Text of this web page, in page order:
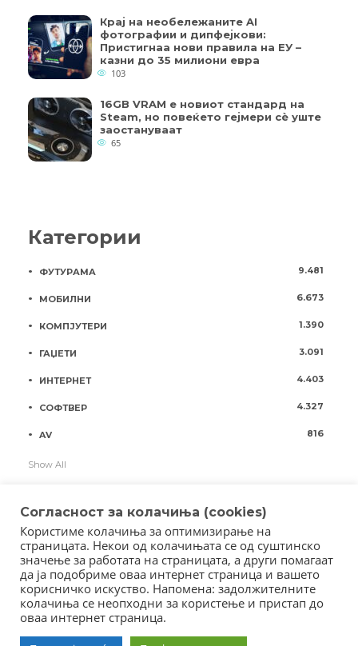
Крај на необележаните AI
фотографии и дипфејкови:
Пристигнаа нови правила на ЕУ –
казни до 35 милиони евра
103
16GB VRAM е новиот стандард на
Steam, но повеќето гејмери ​​сè уште
заостануваат
65
Категории
ФУТУРАМА 9.481
МОБИЛНИ 6.673
КОМПЈУТЕРИ 1.390
ГАЏЕТИ 3.091
ИНТЕРНЕТ 4.403
СОФТВЕР 4.327
AV 816
Show All
Copyright © 2018 - Member of IAB Macedonia
Member of Clip Media Group / 2017
Согласност за колачиња (cookies)
Користиме колачиња за оптимизирање на
страницата. Некои од колачињата се од суштинско
значење за работата на страницата, а други помагаат
да ја подобриме оваа интернет страница и вашето
корисничко искуство. Напомена: задолжителните
колачиња се неопходни за користење и пристап до
оваа интернет страница.